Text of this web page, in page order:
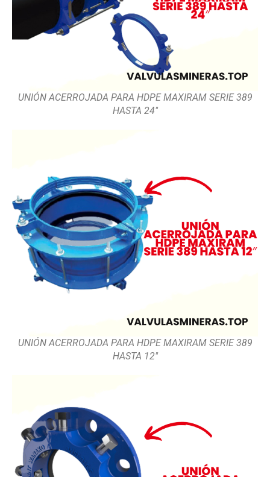
UNIÓN ACERROJADA PARA HDPE MAXIRAM SERIE 389
HASTA 24″
UNIÓN ACERROJADA PARA HDPE MAXIRAM SERIE 389
HASTA 12″